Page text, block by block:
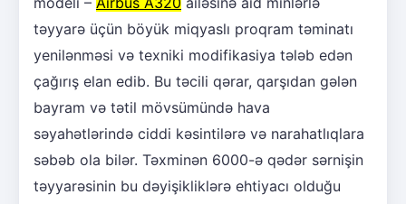
təyyarə üçün böyük miqyaslı proqram təminatı
yenilənməsi və texniki modifikasiya tələb edən
çağırış elan edib. Bu təcili qərar, qarşıdan gələn
bayram və tətil mövsümündə hava
səyahətlərində ciddi kəsintilərə və narahatlıqlara
səbəb ola bilər. Təxminən 6000-ə qədər sərnişin
təyyarəsinin bu dəyişikliklərə ehtiyacı olduğu